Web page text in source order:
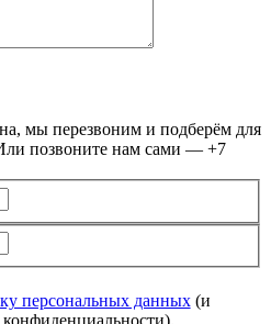
мы перезвоним и подберём для
позвоните нам сами — +7
персональных данных(и